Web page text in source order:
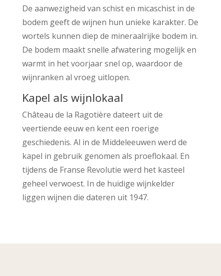
De aanwezigheid van schist en micaschist in de
bodem geeft de wijnen hun unieke karakter. De
wortels kunnen diep de mineraalrijke bodem in.
De bodem maakt snelle afwatering mogelijk en
warmt in het voorjaar snel op, waardoor de
wijnranken al vroeg uitlopen.
Kapel als wijnlokaal
Château de la Ragotière dateert uit de
veertiende eeuw en kent een roerige
geschiedenis. Al in de Middeleeuwen werd de
kapel in gebruik genomen als proeflokaal. En
tijdens de Franse Revolutie werd het kasteel
geheel verwoest. In de huidige wijnkelder
liggen wijnen die dateren uit 1947.